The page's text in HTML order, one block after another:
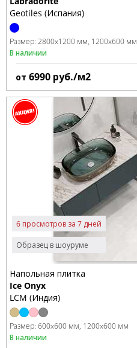
Geotiles (Испания)
Размер: 2800x1200 мм 1200x600 мм
В наличии
от 6990 руб./м2
Образец в шоуруме
6 просмотров за 7 дней
Напольная плитка
Ice Onyx
LCM (Индия)
Размер: 600x600 мм 1200x600 мм
В наличии